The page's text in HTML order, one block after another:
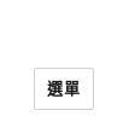
選單